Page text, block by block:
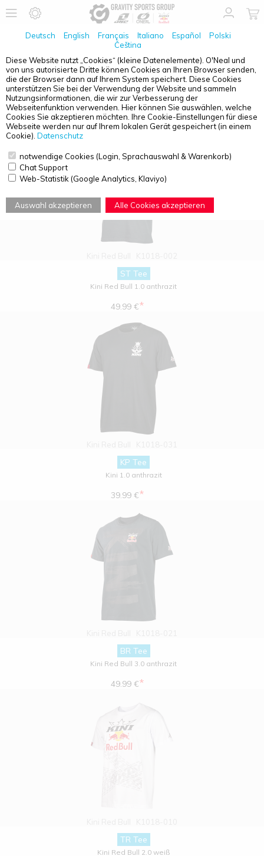
Deutsch English Français Italiano Español
Polski
Čeština
Diese Website nutzt „Cookies“ (kleine Datenelemente). O'Neal und
von uns autorisierte Dritte können Cookies an Ihren Browser senden,
die der Browser dann auf Ihrem System speichert. Diese Cookies
unterstützen Sie bei der Verwendung der Website und sammeln
Nutzungsinformationen, die wir zur Verbesserung der
Webseitenfunktion verwenden. Hier können Sie auswählen, welche
Cookies Sie akzeptieren möchten. Ihre Cookie-Einstellungen für diese
Webseite werden nur auf Ihrem lokalen Gerät gespeichert (in einem
Cookie). Datenschutz
notwendige Cookies (Login, Sprachauswahl & Warenkorb)
Chat Support
Web-Statistik (Google Analytics, Klaviyo)
Auswahl akzeptieren Alle Cookies akzeptieren
PRODUKTÜBERSICHT - FREIZEIT
ST Tee
Kini Red Bull 1.0 anthrazit
49.99 €*
KP Tee
Kini 1.0 anthrazit
39.99 €*
BR Tee
Kini Red Bull 3.0 anthrazit
49.99 €*
TR Tee
Kini Red Bull 2.0 weiß